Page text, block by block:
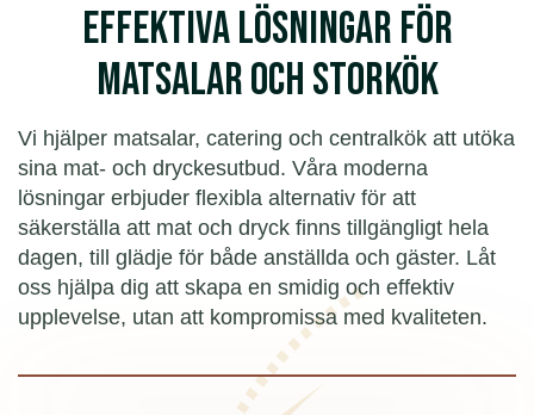
Effektiva lösningar för
matsalar och storkök
Vi hjälper matsalar, catering och centralkök att utöka
sina mat- och dryckesutbud. Våra moderna
lösningar erbjuder flexibla alternativ för att
säkerställa att mat och dryck finns tillgängligt hela
dagen, till glädje för både anställda och gäster. Låt
oss hjälpa dig att skapa en smidig och effektiv
upplevelse, utan att kompromissa med kvaliteten.